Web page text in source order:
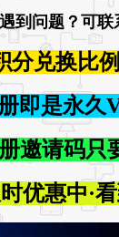
到问题？可联
分兑换比
即是永久
邀请码只
优惠中·